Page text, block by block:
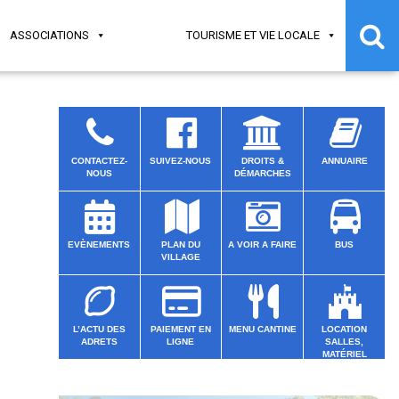
ASSOCIATIONS TOURISME ET VIE LOCALE
CONTACTEZ-
NOUS
SUIVEZ-NOUS
DROITS &
DÉMARCHES
ANNUAIRE
EVÈNEMENTS
PLAN DU
VILLAGE
A VOIR A FAIRE BUS
L’ACTU DES
ADRETS
PAIEMENT EN
LIGNE
MENU CANTINE
LOCATION
SALLES,
MATÉRIEL